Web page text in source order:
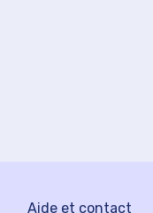
Aide et contact